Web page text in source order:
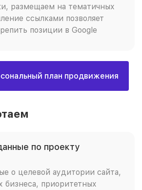
размещаем на тематичных
ссылками позволяет
позиции в Google
план продвижения
по проекту
о целевой аудитории сайта,
бизнеса, приоритетных